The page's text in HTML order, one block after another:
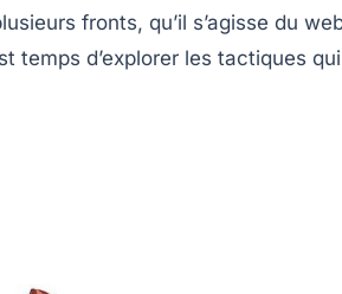
fronts, qu’il s’agisse du
temps d’explorer les tactiques